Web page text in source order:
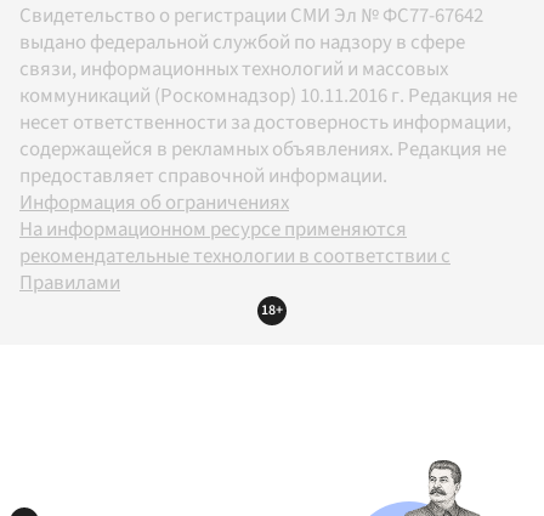
Свидетельство о регистрации СМИ Эл № ФС77-67642
выдано федеральной службой по надзору в сфере
связи, информационных технологий и массовых
коммуникаций (Роскомнадзор) 10.11.2016 г. Редакция не
несет ответственности за достоверность информации,
содержащейся в рекламных объявлениях. Редакция не
предоставляет справочной информации.
Информация об ограничениях
На информационном ресурсе применяются
рекомендательные технологии в соответствии с
Правилами
18+